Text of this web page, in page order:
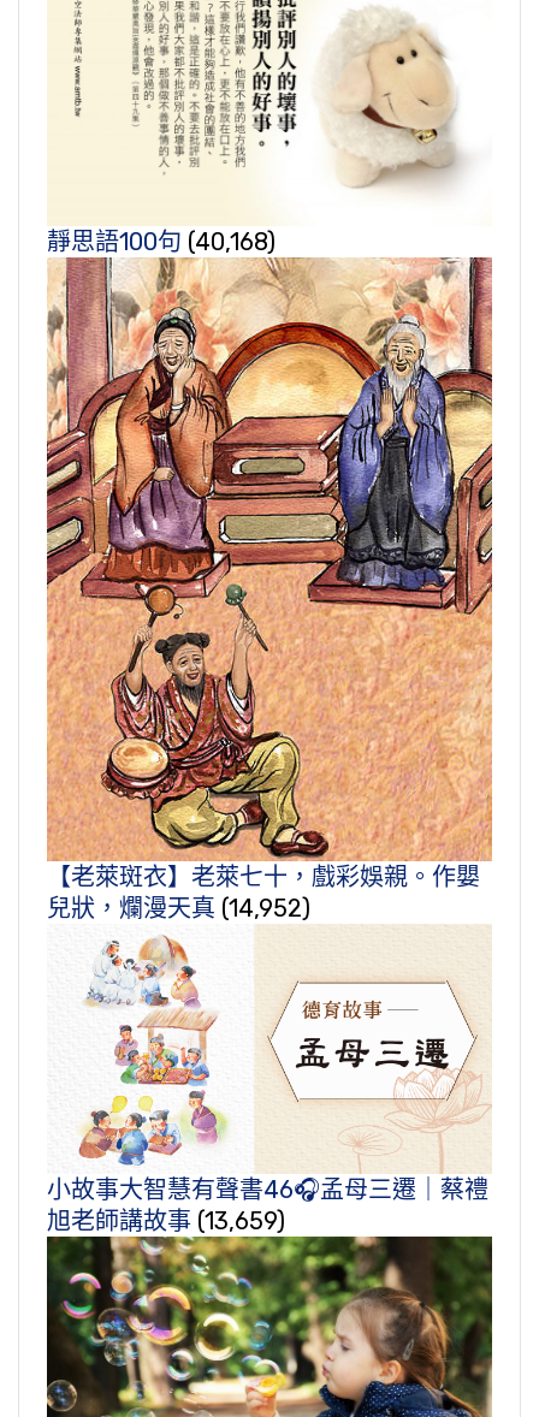
靜思語100句 (40,168)
【老萊斑衣】老萊七十，戲彩娛親。作嬰
兒狀，爛漫天真 (14,952)
小故事大智慧有聲書46🎧孟母三遷｜蔡禮
旭老師講故事 (13,659)